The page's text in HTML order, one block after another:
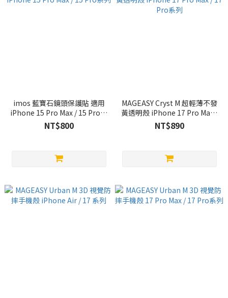
imos 藍寶石鏡頭保護貼 適用
iPhone 15 Pro Max / 15 Pro系
列
NT$800
MAGEASY Cryst M 超輕薄不發
黃透明殼 iPhone 17 Pro Max /
17 Pro系列
NT$890